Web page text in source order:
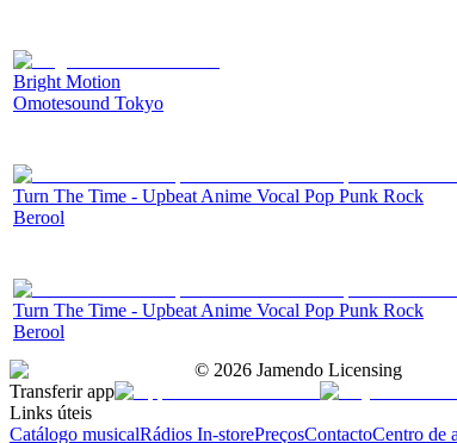
Bright Motion
Omotesound Tokyo
Turn The Time - Upbeat Anime Vocal Pop Punk Rock
Berool
Turn The Time - Upbeat Anime Vocal Pop Punk Rock
Berool
© 2026 Jamendo Licensing
Transferir app
Links úteis
Catálogo musicalRádios In-storePreçosContactoCentro de